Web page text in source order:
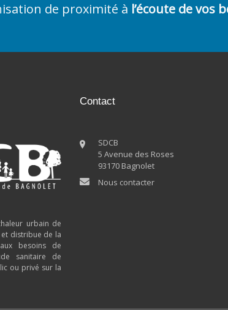
de proximité à l’écoute de vos
urbain de
distribue de la
besoins de
sanitaire de
ou privé sur la
Contact
SDCB
5 Avenue des Roses
93170 Bagnolet
Nous contacter